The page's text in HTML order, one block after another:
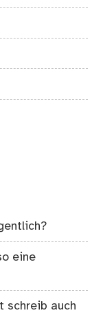
eine
schreib auch